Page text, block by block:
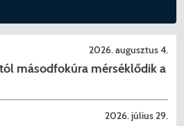
2026. augusztus 4.
másodfokúra mérséklődik a
2026. július 29.